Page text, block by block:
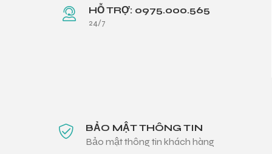
HỖ TRỢ: 0975.000.565
24/7
BẢO MẬT THÔNG TIN
Bảo mật thông tin khách hàng